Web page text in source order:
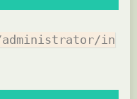
administrator/in